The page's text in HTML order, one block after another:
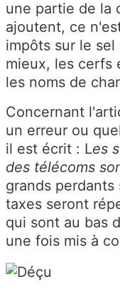
une partie de la
ajoutent, ce
impôts sur le
mieux, les cerfs
les noms de
Concernant
un erreur ou
il est écrit : Les
des télécoms
grands
taxes seront
qui sont au bas
une fois mis à